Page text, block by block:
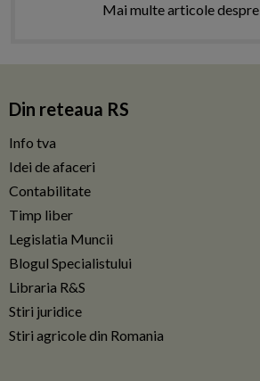
Mai multe articole despre
Din reteaua RS
Info tva
Idei de afaceri
Contabilitate
Timp liber
Legislatia Muncii
Blogul Specialistului
Libraria R&S
Stiri juridice
Stiri agricole din Romania